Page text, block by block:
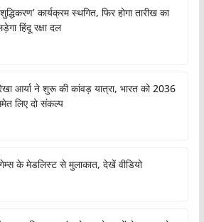
कार्यक्रम स्थगित, फिर होगा तारीख का
हिंदू रक्षा दल
आर्या ने शुरू की कांवड़ यात्रा, भारत को 2036
लिए दो संकल्प
के मेडलिस्ट से मुलाकात, देखें वीडियो